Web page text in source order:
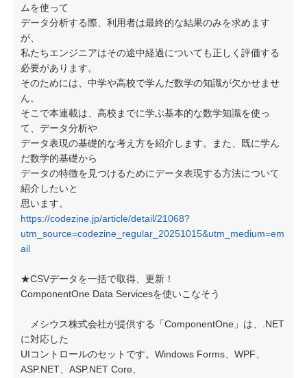
ムを使って
データ分析する際、利用者は最終的な結果のみを求めます
が、
私たちエンジニアはその途中経過についても正しく評価する
必要があります。
そのためには、中学や高校で学んだ数学の知識が欠かせませ
ん。
そこで本連載は、高校までに学ぶ基本的な数学知識を使っ
て、データ分析や
データ表現の基礎的な考え方を紹介します。また、既に学ん
だ数学的基礎から
データの特徴を見つけるためにデータ表現する方法について
紹介したいと
思います。
https://codezine.jp/article/detail/21068?
utm_source=codezine_regular_20251015&utm_medium=em
ail
★CSVデータを一括で取得、更新！
ComponentOne Data Servicesを使いこなそう
メシウス株式会社が提供する「ComponentOne」は、.NET
に対応した
UIコントロールのセットです。Windows Forms、WPF、
ASP.NET、ASP.NET Core、